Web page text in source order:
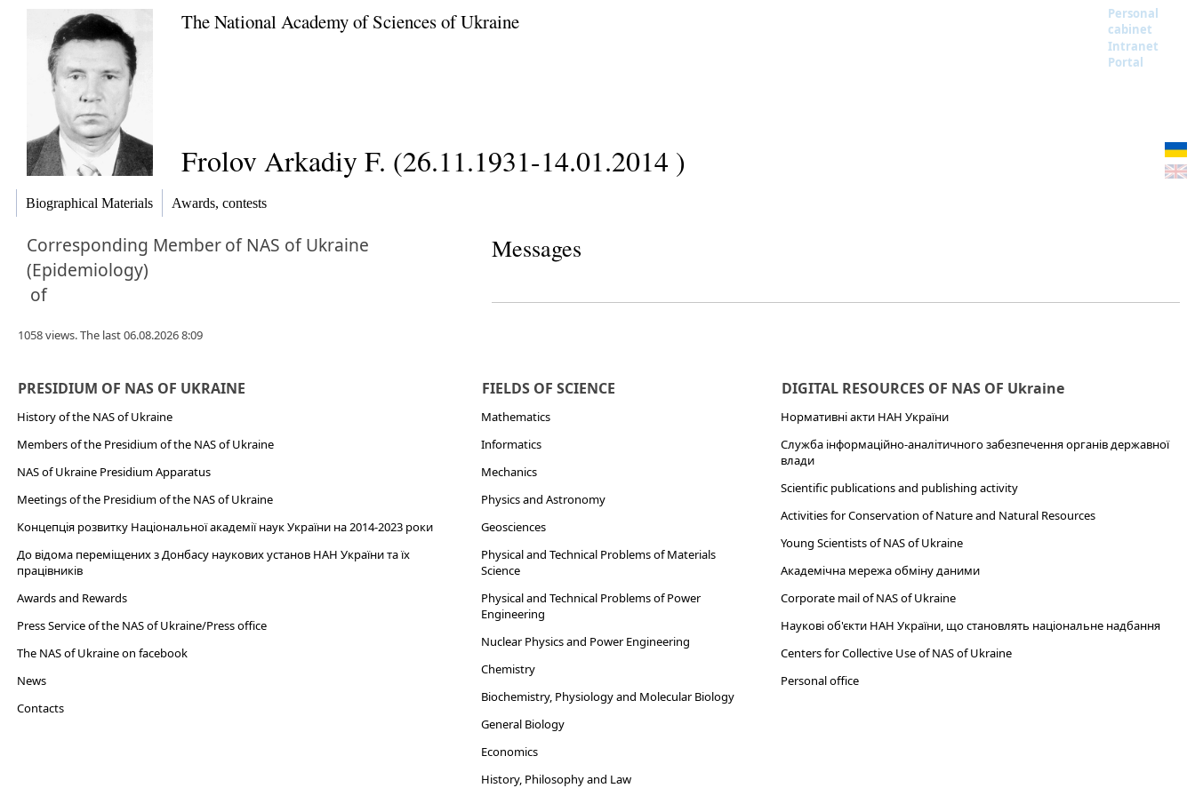
The National Academy of Sciences of Ukraine
Personal
cabinet
Intranet
Portal
Frolov Arkadiy F. (26.11.1931-14.01.2014 )
Biographical Materials Awards, contests
Corresponding Memberof NAS of Ukraine
(Epidemiology)
of
1058 views. The last 06.08.2026 8:09
Messages
PRESIDIUM OF NAS OF UKRAINE
History of the NAS of Ukraine
Members of the Presidium of the NAS of Ukraine
NAS of Ukraine Presidium Apparatus​
Meetings of the Presidium of the NAS of Ukraine
Концепція розвитку Національної академії наук України на 2014-2023 роки
До відома переміщених з Донбасу наукових установ НАН України та їх
працівників
Awards and Rewards
Press Service of the NAS of Ukraine/Press office
The NAS of Ukraine on facebook
News
Сontacts
FIELDS OF SCIENCE
Mathematics
Informatics
Mechanics
Physics and Astronomy
Geosciences
Physical and Technical Problems of Materials
Science
Physical and Technical Problems of Power
Engineering
Nuclear Physics and Power Engineering
Chemistry
Biochemistry, Physiology and Molecular Biology
General Biology
Economics
History, Philosophy and Law
DIGITAL RESOURCES OF NAS OF Ukraine
Нормативні акти НАН України
Служба інформаційно-аналітичного забезпечення органів державної
влади
Scientific publications and publishing activity
Activities for Conservation of Nature and Natural Resources
Young Scientists of NAS of Ukraine
Академічна мережа обміну даними
Corporate mail of NAS of Ukraine
Наукові об'єкти НАН України, що становлять національне надбання
Centers for Collective Use of NAS of Ukraine
Personal office